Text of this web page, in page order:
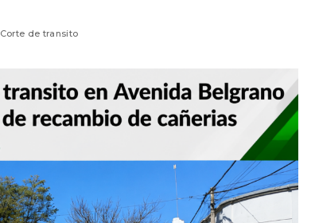
Corte de transito